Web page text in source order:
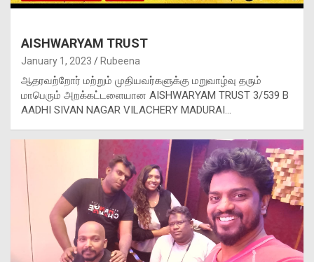
AISHWARYAM TRUST
January 1, 2023 Rubeena
ஆதரவற்றோர் மற்றும் முதியவர்களுக்கு மறுவாழ்வு தரும்
மாபெரும் அறக்கட்டளையான AISHWARYAM TRUST 3/539 B
AADHI SIVAN NAGAR VILACHERY MADURAI…